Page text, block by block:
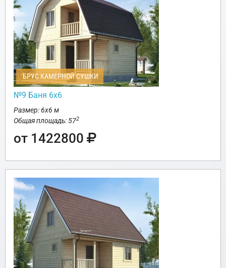
БРУС КАМЕРНОЙ СУШКИ
№9 Баня 6х6
Размер: 6х6 м
Общая площадь: 572
от 1422800